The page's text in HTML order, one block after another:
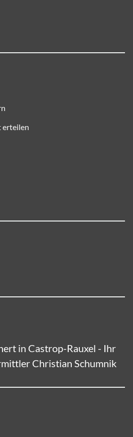
erteilen
in Castrop-Rauxel - Ihr
Christian Schumnik